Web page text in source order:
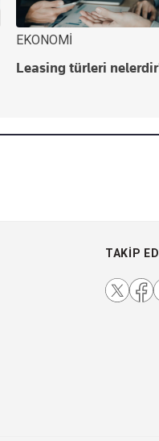
EKONOMİ
Leasing türleri
TAKIP